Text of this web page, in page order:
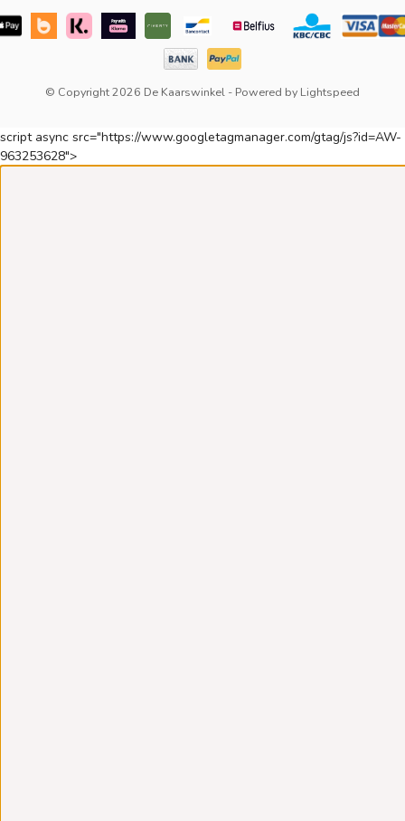
© Copyright 2026 De Kaarswinkel - Powered by Lightspeed
script async src="https://www.googletagmanager.com/gtag/js?id=AW-
963253628">